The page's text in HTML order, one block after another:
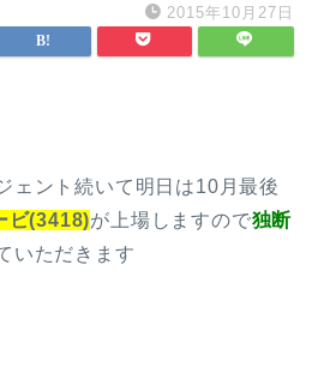
2015年10月27日
ェント続いて明日は10月最後
ビ(3418)が上場しますので独断
いただきます